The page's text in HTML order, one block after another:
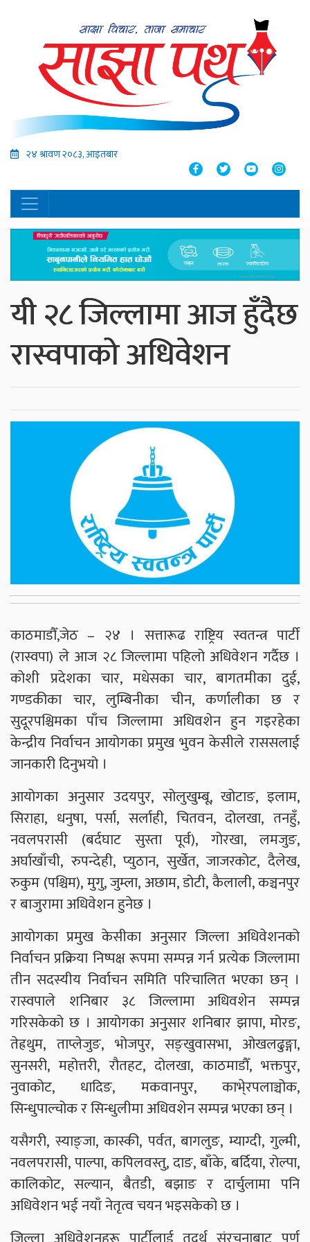
२४ श्रावण २०८३, आइतबार
यी २८ जिल्लामा आज हुँदैछ
रास्वपाको अधिवेशन
काठमाडौँ,जेठ – २४ । सत्तारूढ राष्ट्रिय स्वतन्त्र पार्टी
(रास्वपा) ले आज २८ जिल्लामा पहिलो अधिवेशन गर्दैछ ।
कोशी प्रदेशका चार, मधेसका चार, बागतमीका दुई,
गण्डकीका चार, लुम्बिनीका चीन, कर्णालीका छ र
सुदूरपश्चिमका पाँच जिल्लामा अधिवशेन हुन गइरहेका
केन्द्रीय निर्वाचन आयोगका प्रमुख भुवन केसीले राससलाई
जानकारी दिनुभयो ।
आयोगका अनुसार उदयपुर, सोलुखुम्बू, खोटाङ, इलाम,
सिराहा, धनुषा, पर्सा, सर्लाही, चितवन, दोलखा, तनहुँ,
नवलपरासी (बर्दघाट सुस्ता पूर्व), गोरखा, लमजुङ,
अर्घाखाँची, रुपन्देही, प्युठान, सुर्खेत, जाजरकोट, दैलेख,
रुकुम (पश्चिम), मुगु, जुम्ला, अछाम, डोटी, कैलाली, कञ्चनपुर
र बाजुरामा अधिवेशन हुनेछ ।
आयोगका प्रमुख केसीका अनुसार जिल्ला अधिवेशनको
निर्वाचन प्रक्रिया निष्पक्ष रूपमा सम्पन्न गर्न प्रत्येक जिल्लामा
तीन सदस्यीय निर्वाचन समिति परिचालित भएका छन् ।
रास्वपाले शनिबार ३८ जिल्लामा अधिवशेन सम्पन्न
गरिसकेको छ । आयोगका अनुसार शनिबार झापा, मोरङ,
तेह्रथुम, ताप्लेजुङ, भोजपुर, सङ्खुवासभा, ओखलढुङ्गा,
सुनसरी, महोत्तरी, रौतहट, दोलखा, काठमाडौँ, भक्तपुर,
नुवाकोट, धादिङ, मकवानपुर, काभे्रपलाञ्चोक,
सिन्धुपाल्चोक र सिन्धुलीमा अधिवशेन सम्पन्न भएका छन् ।
यसैगरी, स्याङ्जा, कास्की, पर्वत, बागलुङ, म्याग्दी, गुल्मी,
नवलपरासी, पाल्पा, कपिलवस्तु, दाङ, बाँके, बर्दिया, रोल्पा,
कालिकोट, सल्यान, बैतडी, बझाङ र दार्चुलामा पनि
अधिवेशन भई नयाँ नेतृत्व चयन भइसकेको छ ।